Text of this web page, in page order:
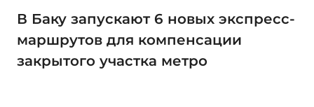
В Баку запускают 6 новых экспресс-
маршрутов для компенсации
закрытого участка метро